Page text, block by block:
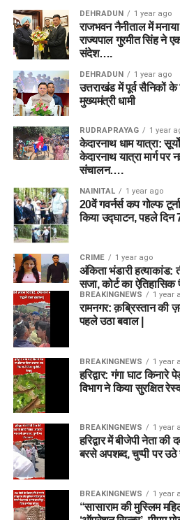
DEHRADUN 1 year ago
राजभवन नैनीताल में
राज्यपाल गुरमीत सिंह ने
संदेश….
DEHRADUN 1 year ago
उत्तराखंड में पूर्व सैनिकों
मुख्यमंत्री धामी
RUDRAPRAYAG 1 year
केदारनाथ धाम यात्रा:
केदारनाथ यात्रा मार्ग पर
संचालन….
NAINITAL 1 year ago
20वें गवर्नर्स कप गोल्फ
किया उद्घाटन, पहले दिन
CRIME 1 year ago
अंकिता भंडारी हत्याकांड:
सजा, कोर्ट का
BREAKINGNEWS 1 year
रामनगर: क़ब्रिस्तान की
पहले उठा बवाल |
BREAKINGNEWS 1 year
हरिद्वार: गंगा घाट
विभाग ने किया सुरक्षित
BREAKINGNEWS 1 year
हरिद्वार में बीजेपी नेता
बरसे अपशब्द, चुप्पी पर
BREAKINGNEWS 1 year
“सासाराम की मुस्लिम